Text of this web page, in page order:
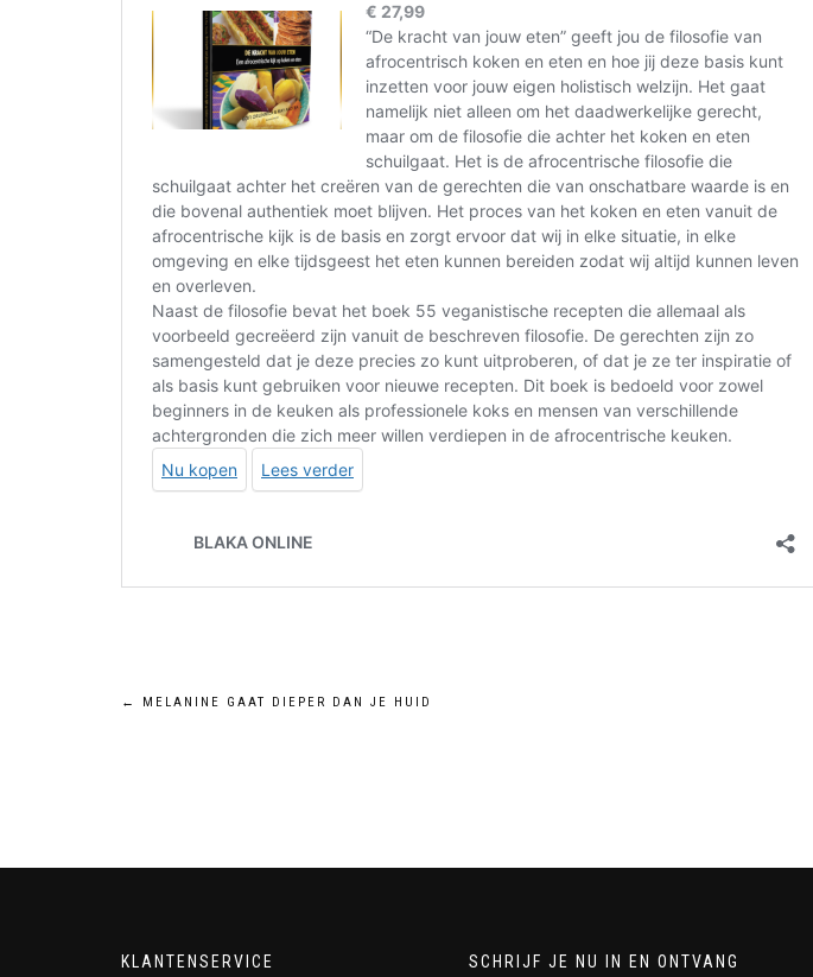
Bericht
← MELANINE GAAT DIEPER DAN JE HUID
KLANTENSERVICE
SCHRIJF JE NU IN EN ONTVANG